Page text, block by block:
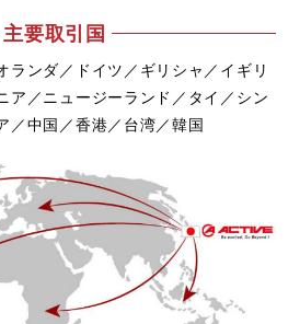
主要取引国
ランダ／ドイツ／ギリシャ／イギリ
ア／ニュージーランド／タイ／シン
／中国／香港／台湾／韓国